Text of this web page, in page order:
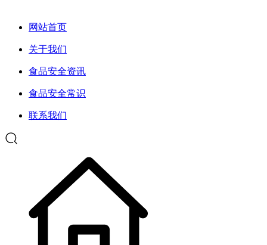
网站首页
关于我们
食品安全资讯
食品安全常识
联系我们